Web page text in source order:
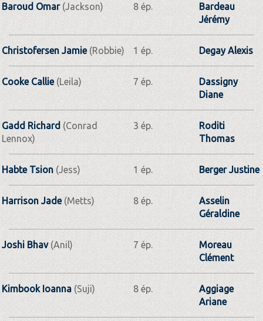
Baroud Omar(Jackson) 8 ép.
Bardeau
Jérémy
Christofersen Jamie(Robbie) 1 ép. Degay Alexis
Cooke Callie(Leila) 7 ép.
Dassigny
Diane
Gadd Richard (Conrad
Lennox)
3 ép.
Roditi
Thomas
Habte Tsion (Jess) 1 ép. Berger Justine
Harrison Jade(Metts) 8 ép.
Asselin
Géraldine
Joshi Bhav(Anil) 7 ép.
Moreau
Clément
Kimbook Ioanna(Suji) 8 ép.
Aggiage
Ariane